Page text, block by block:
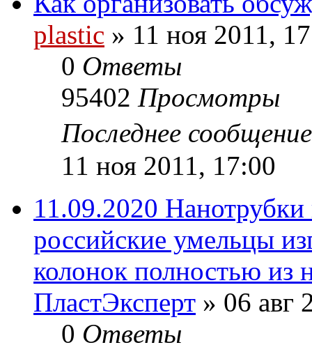
plastic » 11 ноя 2011,
0 Ответы
95402 Просмотры
Последнее
11 ноя 2011, 17:00
11.09.2020 Нанотрубки
российские умельцы
колонок полностью из
ПластЭксперт » 06 авг
0 Ответы